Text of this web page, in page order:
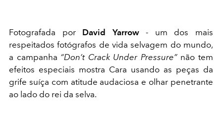
Fotografada por David Yarrow- um dos mais
respeitados fotógrafos de vida selvagem do mundo,
a campanha “Don’t Crack Under Pressure”não tem
efeitos especiais mostra Cara usando as peças da
grife suíça com atitude audaciosa e olhar penetrante
ao lado do rei da selva.